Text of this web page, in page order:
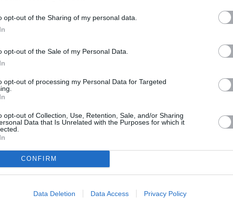
opt-out of the Sharing of my personal data.
opt-out of the Sale of my Personal Data.
opt-out of processing my Personal Data for Targeted
opt-out of Collection, Use, Retention, Sale, and/or Sharing
Data that Is Unrelated with the Purposes for which it
CONFIRM
Data Deletion Data Access Privacy Policy
Εξετάσεων και των οικογενειών τους.
υπουργείου Παιδείας και στελεχώθηκε από
Συμβουλευτικής και Υποστήριξης (ΚΕΔΑΣΥ)
και θα λειτουργεί μέχρι και την 30 Ιουνίου
έτσι, οι υποψήφιοι θα πρέπει να προσέρχονται στις
είναι τρεις ώρες.